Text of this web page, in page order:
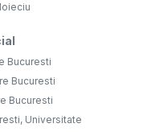
Bucuresti
Bucuresti
Bucuresti
Universitate